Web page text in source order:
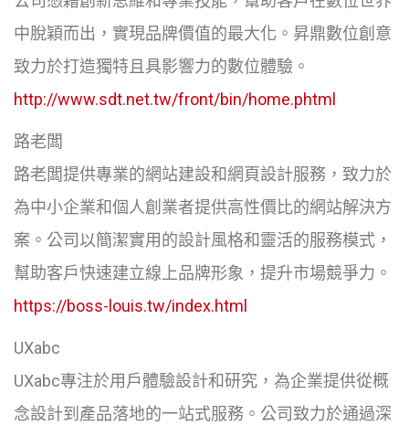
中脫穎而出，實現品牌價值的最大化。昇鼎數位創意
致力於打造獨特且具影響力的數位體驗。
http://www.sdt.net.tw/front/bin/home.phtml
路老闆
路老闆提供專業的網站建設和網頁設計服務，致力於
為中小企業和個人創業者提供高性價比的網站解決方
案。公司以簡潔實用的設計風格和靈活的服務模式，
幫助客戶快速建立線上品牌形象，提升市場競爭力。
https://boss-louis.tw/index.html
UXabc
UXabc專注於用戶體驗設計和研究，為企業提供從概
念設計到產品落地的一站式服務。公司致力於通過深